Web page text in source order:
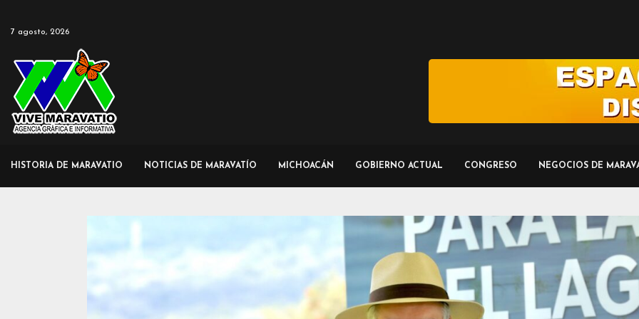
7 agosto, 2026
HISTORIA DE MARAVATIO NOTICIAS DE MARAVATÍO MICHOACÁN GOBIERNO ACTUAL CONGRESO NEGOCIOS DE